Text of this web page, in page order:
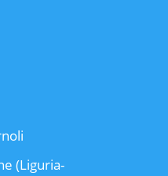
(Liguria-